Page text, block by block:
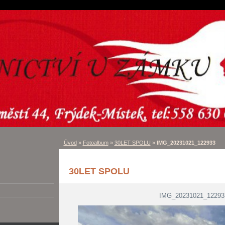
Úvod» Fotoalbum» 30LET SPOLU » IMG_20231021_122933
30LET SPOLU